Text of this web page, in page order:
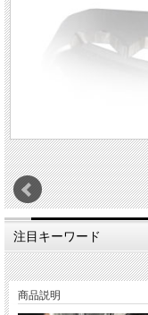
注目キーワード
商品説明